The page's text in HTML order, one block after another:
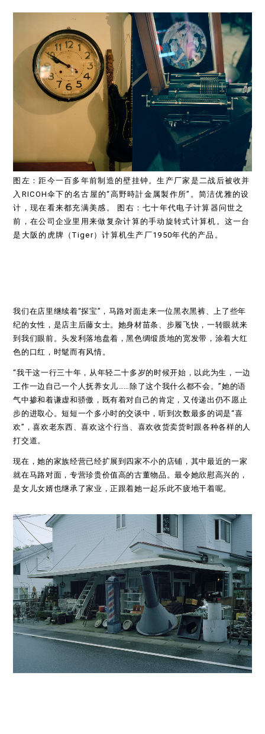
图左：距今一百多年前制造的壁挂钟。生产厂家是二战后被收并
入RICOH伞下的名古屋的“高野時計金属製作所”。简洁优雅的设
计，现在看来都充满美感。 图右：七十年代电子计算器问世之
前，在公司企业里用来做复杂计算的手动旋转式计算机。这一台
是大阪的虎牌（Tiger）计算机生产厂1950年代的产品。
我们在店里继续着“探宝”，马路对面走来一位黑衣黑裤、上了些年
纪的女性，是店主后藤女士。她身材苗条、步履飞快，一转眼就来
到我们眼前。头发利落地盘着，黑色绸缎质地的宽发带，涂着大红
色的口红，时髦而有风情。
“我干这一行三十年，从年轻二十多岁的时候开始，以此为生，一边
工作一边自己一个人抚养女儿……除了这个我什么都不会。”她的语
气中掺和着谦虚和骄傲，既有着对自己的肯定，又传递出仍不愿止
步的进取心。短短一个多小时的交谈中，听到次数最多的词是“喜
欢”，喜欢老东西、喜欢这个行当、喜欢收货卖货时跟各种各样的人
打交道。
现在，她的家族经营已经扩展到四家不小的店铺，其中最近的一家
就在马路对面，专营珍贵价值高的古董物品。最令她欣慰高兴的，
是女儿女婿也继承了家业，正跟着她一起乐此不疲地干着呢。